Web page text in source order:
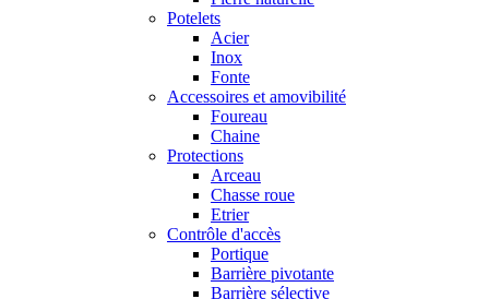
Potelets
Acier
Inox
Fonte
Accessoires et amovibilité
Foureau
Chaine
Protections
Arceau
Chasse roue
Etrier
Contrôle d'accès
Portique
Barrière pivotante
Barrière sélective